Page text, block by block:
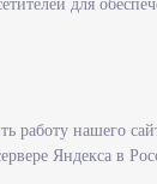
для
работу нашего
Яндекса в